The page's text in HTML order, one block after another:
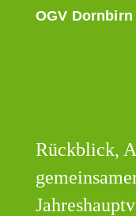
OGV Dornbirn
Rückblick,